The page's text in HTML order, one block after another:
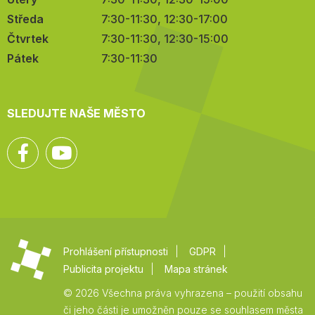
Středa
7:30-11:30, 12:30-17:00
Čtvrtek
7:30-11:30, 12:30-15:00
Pátek
7:30-11:30
SLEDUJTE NAŠE MĚSTO
Facebook
Prohlášení přístupnosti
GDPR
Publicita projektu
Mapa stránek
© 2026 Všechna práva vyhrazena – použití obsahu
či jeho části je umožněn pouze se souhlasem města